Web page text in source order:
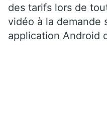
des tarifs lors de
vidéo à la demande
application Android